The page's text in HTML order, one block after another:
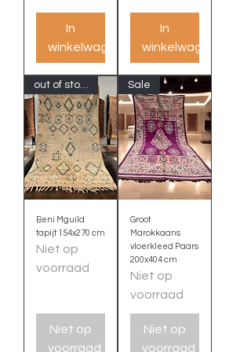
In
winkelwagen
In
winkelwagen
out of stock
Beni Mguild
tapijt 154x270 cm
Niet op
voorraad
Niet op
voorraad
Sale
Groot
Marokkaans
vloerkleed Paars
200x404 cm
Niet op
voorraad
Niet op
voorraad